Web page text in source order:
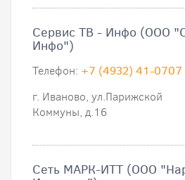
Сервис ТВ - Инфо (ООО
Инфо")
Телефон: +7 (4932) 41-0707
г. Иваново, ул.Парижской
Коммуны, д.16
Сеть МАРК-ИТТ (ООО